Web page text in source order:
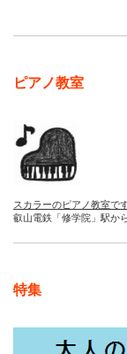
ピアノ教室
スカラーのピアノ教室です
叡山電鉄「修学院」駅か
特集